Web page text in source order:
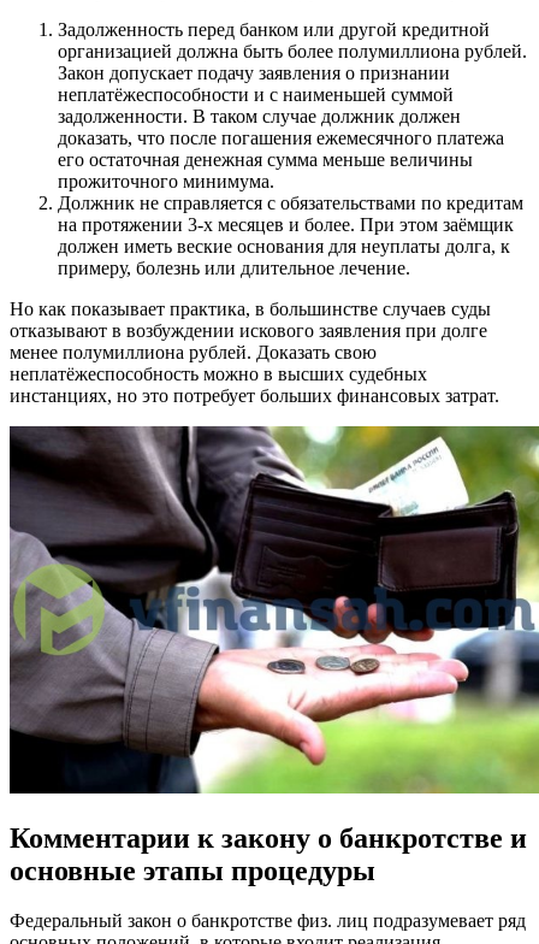
Задолженность перед банком или другой кредитной
организацией должна быть более полумиллиона рублей.
Закон допускает подачу заявления о признании
неплатёжеспособности и с наименьшей суммой
задолженности. В таком случае должник должен
доказать, что после погашения ежемесячного платежа
его остаточная денежная сумма меньше величины
прожиточного минимума.
Должник не справляется с обязательствами по кредитам
на протяжении 3-х месяцев и более. При этом заёмщик
должен иметь веские основания для неуплаты долга, к
примеру, болезнь или длительное лечение.
Но как показывает практика, в большинстве случаев суды
отказывают в возбуждении искового заявления при долге
менее полумиллиона рублей. Доказать свою
неплатёжеспособность можно в высших судебных
инстанциях, но это потребует больших финансовых затрат.
Комментарии к закону о банкротстве и
основные этапы процедуры
Федеральный закон о банкротстве физ. лиц подразумевает ряд